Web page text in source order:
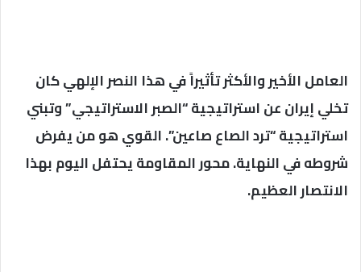
العامل الأخير والأكثر تأثيراً في هذا النصر الإلهي كان
تخلي إيران عن استراتيجية “الصبر الاستراتيجي” وتبني
استراتيجية “ترد الصاع صاعين”. القوي هو من يفرض
شروطه في النهاية. محور المقاومة يحتفل اليوم بهذا
الانتصار العظيم.